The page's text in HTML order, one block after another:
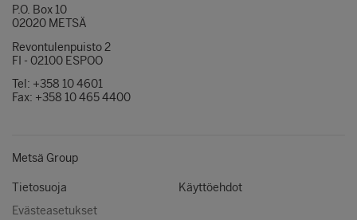
P.O. Box 10
02020 METSÄ
Revontulenpuisto 2
FI - 02100 ESPOO
Tel: +358 10 4601
Fax: +358 10 465 4400
Metsä Group
Tietosuoja
Käyttöehdot
Evästeasetukset